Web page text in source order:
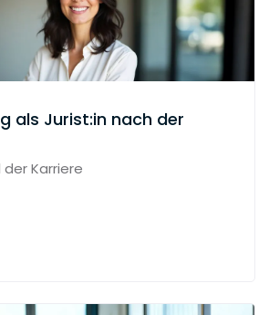
als Jurist:in nach der
Karriere